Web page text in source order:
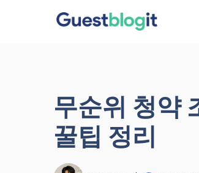
무순위 청약
꿀팁 정리